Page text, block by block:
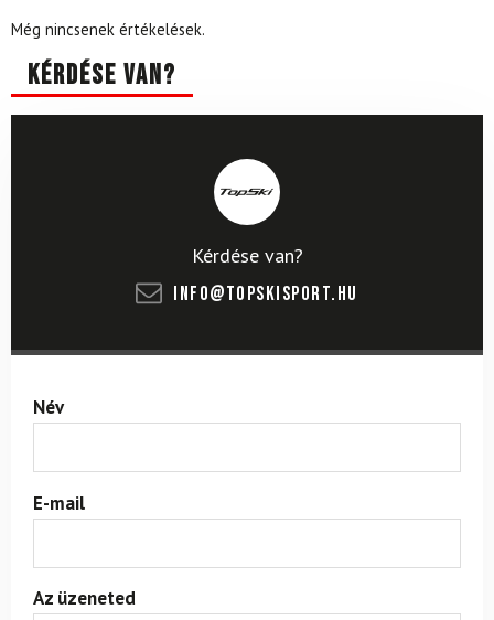
Még nincsenek értékelések.
Kérdése van?
Kérdése van?
info@topskisport.hu
Név
E-mail
Az üzeneted